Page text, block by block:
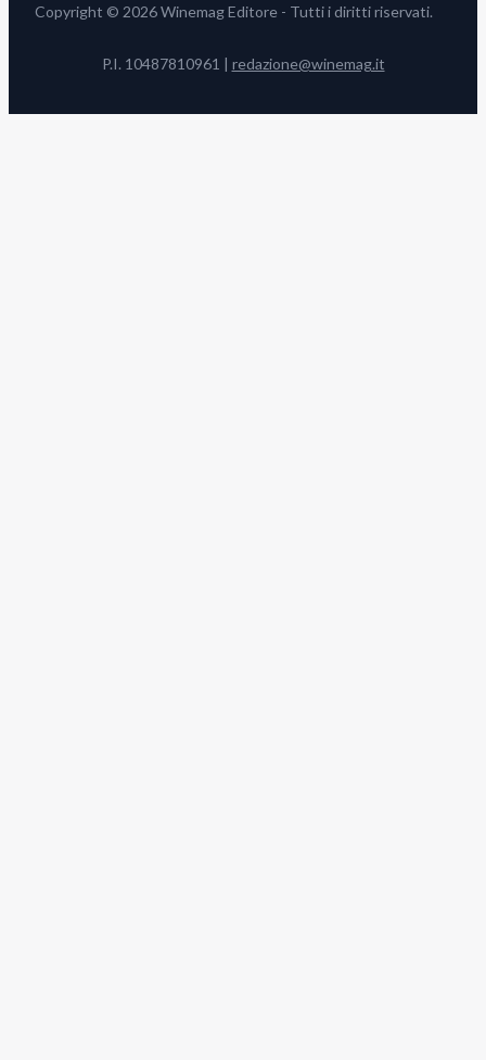
Copyright © 2026 Winemag Editore - Tutti i diritti riservati.
P.I. 10487810961 | redazione@winemag.it